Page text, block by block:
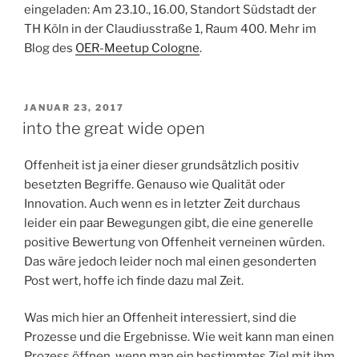
eingeladen: Am 23.10., 16.00, Standort Südstadt der
TH Köln in der Claudiusstraße 1, Raum 400. Mehr im
Blog des OER-Meetup Cologne.
VERÖFFENTLICHT
AM
JANUAR 23, 2017
into the great wide open
Offenheit ist ja einer dieser grundsätzlich positiv
besetzten Begriffe. Genauso wie Qualität oder
Innovation. Auch wenn es in letzter Zeit durchaus
leider ein paar Bewegungen gibt, die eine generelle
positive Bewertung von Offenheit verneinen würden.
Das wäre jedoch leider noch mal einen gesonderten
Post wert, hoffe ich finde dazu mal Zeit.
Was mich hier an Offenheit interessiert, sind die
Prozesse und die Ergebnisse. Wie weit kann man einen